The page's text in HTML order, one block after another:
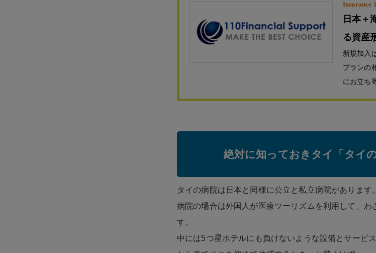
Insurance
日本＋
る資産
新規加入
プランの
にお立ち
絶対に知っておきタイ「タイの
タイの病院は日本と同様に公立と私立病院がありま
病院の場合は外国人が医療ツーリズムを利用して、わ
す。
中には5つ星ホテルにも負けないような設備とサービ